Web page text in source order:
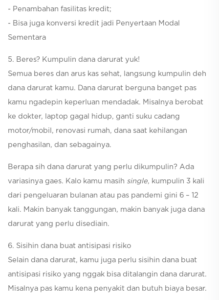
- Penambahan fasilitas kredit;
- Bisa juga konversi kredit jadi Penyertaan Modal
Sementara
5. Beres? Kumpulin dana darurat yuk!
Semua beres dan arus kas sehat, langsung kumpulin deh
dana darurat kamu. Dana darurat berguna banget pas
kamu ngadepin keperluan mendadak. Misalnya berobat
ke dokter, laptop gagal hidup, ganti suku cadang
motor/mobil, renovasi rumah, dana saat kehilangan
penghasilan, dan sebagainya.
Berapa sih dana darurat yang perlu dikumpulin? Ada
variasinya gaes. Kalo kamu masih single, kumpulin 3 kali
dari pengeluaran bulanan atau pas pandemi gini 6 – 12
kali. Makin banyak tanggungan, makin banyak juga dana
darurat yang perlu disediain.
6. Sisihin dana buat antisipasi risiko
Selain dana darurat, kamu juga perlu sisihin dana buat
antisipasi risiko yang nggak bisa ditalangin dana darurat.
Misalnya pas kamu kena penyakit dan butuh biaya besar.